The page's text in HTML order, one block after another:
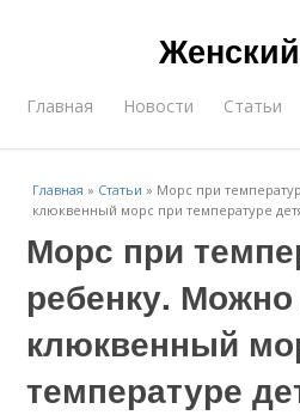
Главная Новости Статьи
Главная » Статьи » Морс при
клюквенный морс при температуре
Морс при
ребенку.
клюквенный
температуре